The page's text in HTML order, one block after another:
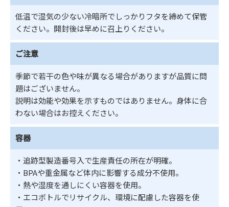
低温で湿気の少ない冷暗所でしっかりフタを締めて保管
ください。開封後は早めに召上りください。
ご注意
季節で若干の色や味が異なる場合がありますが品質に問
題はございません。
説明は効能や効果を示すものではありません。身体に合
わない場合はお控えください。
容器
・追跡型製造番号入で生産責任の所在が明確。
・BPAや重金属など体内に影響する成分不使用。
・熱や湿度を通しにくい容器を使用。
・エコボトルでリサイクル、環境に配慮した容器を使